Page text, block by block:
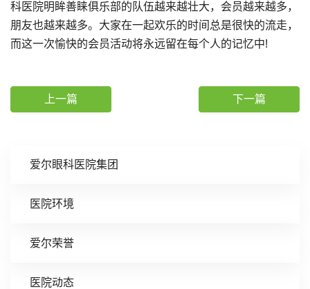
爱尔眼科医院集团
医院环境
爱尔荣誉
医院动态
科医院明眸善睐俱乐部的队伍越来越壮大，会员越来越多，
朋友也越来越多。大家在一起欢乐的时间总是很快的流走，
而这一次愉快的会员活动将永远留在每个人的记忆中!
上一篇 下一篇